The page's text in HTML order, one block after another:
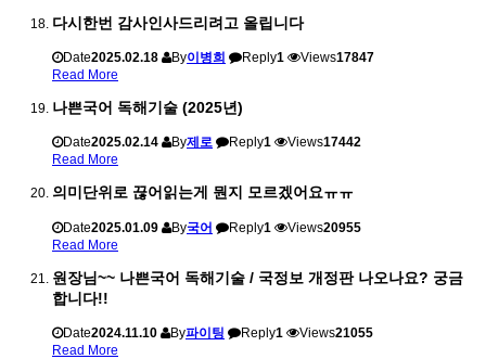
다시한번 감사인사드리려고 올립니다
Date2025.02.18 By이병희 Reply1 Views17847
Read More
나쁜국어 독해기술 (2025년)
Date2025.02.14 By제로 Reply1 Views17442
Read More
의미단위로 끊어읽는게 뭔지 모르겠어요ㅠㅠ
Date2025.01.09 By국어 Reply1 Views20955
Read More
원장님~~ 나쁜국어 독해기술 / 국정보 개정판 나오나요? 궁금
합니다!!
Date2024.11.10 By파이팅 Reply1 Views21055
Read More